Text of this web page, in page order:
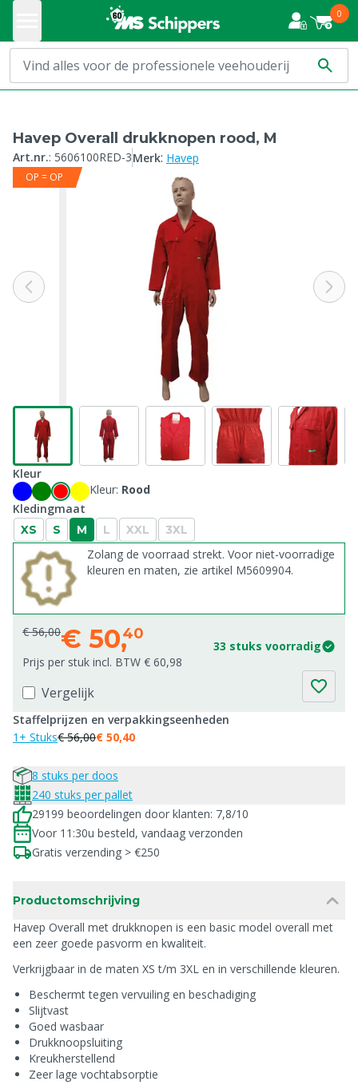
0
Havep Overall drukknopen rood, M
Art.nr.: 5606100RED-3Merk: Havep
OP = OP
Kleur
Kleur: Rood
Kledingmaat
XS S M L XXL 3XL
Zolang de voorraad strekt. Voor niet-voorradige
kleuren en maten, zie artikel M5609904.
€ 56,00€ 50,40
33 stuks voorradig
Prijs per stuk incl. BTW € 60,98
Vergelijk
Staffelprijzen en verpakkingseenheden
1+ Stuks€ 56,00€ 50,40
8 stuks per doos
240 stuks per pallet
29199 beoordelingen door klanten: 7,8/10
Voor 11:30u besteld, vandaag verzonden
Gratis verzending > €250
Productomschrijving
Havep Overall met drukknopen is een basic model overall met
een zeer goede pasvorm en kwaliteit.
Verkrijgbaar in de maten XS t/m 3XL en in verschillende kleuren.
Beschermt tegen vervuiling en beschadiging
Slijtvast
Goed wasbaar
Drukknoopsluiting
Kreukherstellend
Zeer lage vochtabsorptie